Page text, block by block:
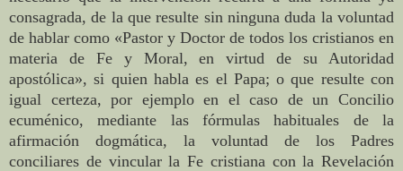
consagrada, de la que resulte sin ninguna duda la voluntad
de hablar como «Pastor y Doctor de todos los cristianos en
materia de Fe y Moral, en virtud de su Autoridad
apostólica», si quien habla es el Papa; o que resulte con
igual certeza, por ejemplo en el caso de un Concilio
ecuménico, mediante las fórmulas habituales de la
afirmación dogmática, la voluntad de los Padres
conciliares de vincular la Fe cristiana con la Revelación